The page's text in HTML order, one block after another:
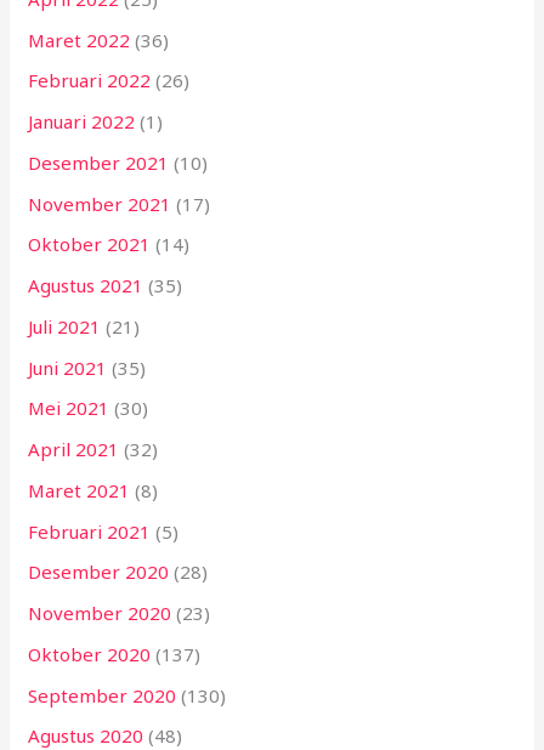
Maret 2022 (36)
Februari 2022 (26)
Januari 2022 (1)
Desember 2021 (10)
November 2021 (17)
Oktober 2021 (14)
Agustus 2021 (35)
Juli 2021 (21)
Juni 2021 (35)
Mei 2021 (30)
April 2021 (32)
Maret 2021 (8)
Februari 2021 (5)
Desember 2020 (28)
November 2020 (23)
Oktober 2020 (137)
September 2020 (130)
Agustus 2020 (48)